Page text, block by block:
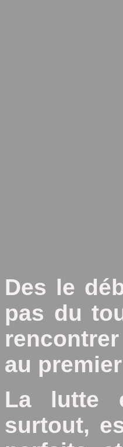
Des le
pas du
au
La lutte
surtout,